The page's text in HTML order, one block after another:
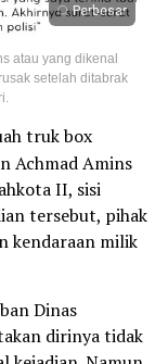
Perbesar
atau yang dikenal
setelah ditabrak
truk box
Achmad Amins
II, sisi
tersebut, pihak
kendaraan milik
Dinas
dirinya tidak